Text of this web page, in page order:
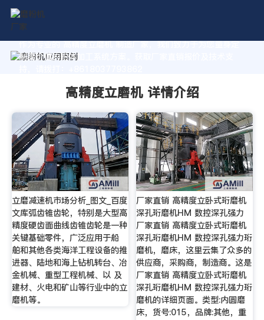
作为专业的 高精度立磨机 制造厂家，我们致力于为您量身定
制高价值的粉体加工系统方案。获取厂家直销报价及技术支
高精度立磨机 详情介绍
立磨减速机市场分析_图文_百度
文库弧齿锥齿轮，特别是大型高
精度硬齿面曲线齿锥齿轮是一种
关键基础零件，广泛应用于船
舶和其他各类海洋工程设备的推
进器、陆地和海上钻机转台、冶
金机械、重型工程机械、以 及
建材、火电和矿山等行业中的立
磨机等。
厂家直销 高精度立卧式珩磨机
深孔珩磨机HM 数控深孔强力
厂家直销 高精度立卧式珩磨机
深孔珩磨机HM 数控深孔强力珩
磨机，磨床，这里云集了众多的
供应商，采购商，制造商。这是
厂家直销 高精度立卧式珩磨机
深孔珩磨机HM 数控深孔强力珩
磨机的详细页面。类型:内圆磨
床，货号:015，品牌:其他，重